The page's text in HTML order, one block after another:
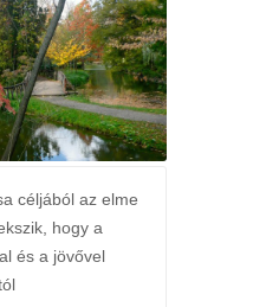
céljából az elme
hogy a
és a jövővel